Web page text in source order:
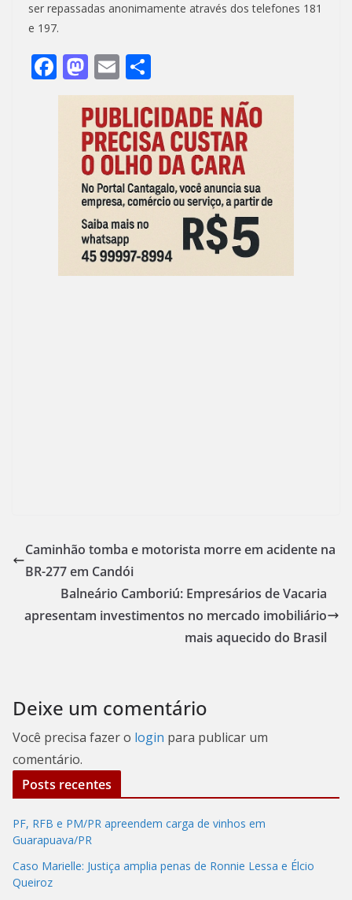
ser repassadas anonimamente através dos telefones 181
e 197.
F
ac
M
as
to
d
o
n
E
m
ai
l
h
ar
e
Caminhão tomba e motorista morre em acidente na
BR-277 em Candói
Balneário Camboriú: Empresários de Vacaria
apresentam investimentos no mercado imobiliário
mais aquecido do Brasil
Deixe um comentário
Você precisa fazer o login para publicar um
comentário.
Posts recentes
PF, RFB e PM/PR apreendem carga de vinhos em
Guarapuava/PR
Caso Marielle: Justiça amplia penas de Ronnie Lessa e Élcio
Queiroz